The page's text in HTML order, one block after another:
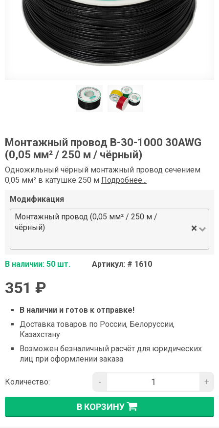
Монтажный провод B-30-1000 30AWG
(0,05 мм² / 250 м / чёрный)
Одножильный чёрный монтажный провод сечением
0,05 мм² в катушке 250 м Подробнее...
Модификация
Монтажный провод (0,05 мм² / 250 м /
чёрный)
×
В наличии: 50 шт. Артикул: # 1610
351 ₽
В наличии и готов к отправке!
Доставка товаров по России, Белоруссии,
Казахстану
Возможен безналичный расчёт для юридических
лиц при оформлении заказа
Количество: - +
В КОРЗИНУ